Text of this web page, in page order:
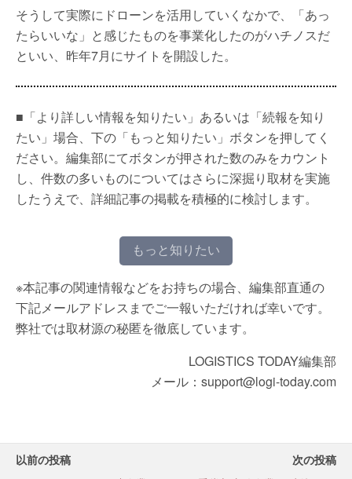
そうして実際にドローンを活用していくなかで、「あっ
たらいいな」と感じたものを事業化したのがハチノスだ
といい、昨年7月にサイトを開設した。
■「より詳しい情報を知りたい」あるいは「続報を知り
たい」場合、下の「もっと知りたい」ボタンを押してく
ださい。編集部にてボタンが押された数のみをカウント
し、件数の多いものについてはさらに深掘り取材を実施
したうえで、詳細記事の掲載を積極的に検討します。
もっと知りたい
※本記事の関連情報などをお持ちの場合、編集部直通の
下記メールアドレスまでご一報いただければ幸いです。
弊社では取材源の秘匿を徹底しています。
LOGISTICS TODAY編集部
メール：support@logi-today.com
以前の投稿 次の投稿